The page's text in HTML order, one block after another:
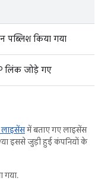
पब्लिश किया गया
लिंक जोड़े गए
में बताए गए लाइसेंस
इससे जुड़ी हुई कंपनियों के
गया.